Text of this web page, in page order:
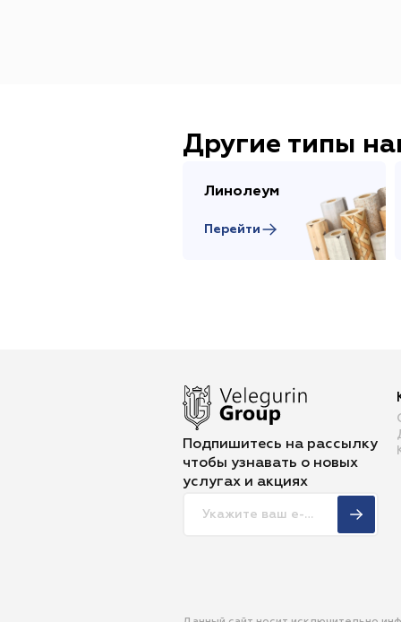
Другие типы
Линолеум
Перейти
Подпишитесь на рассылку
чтобы узнавать о новых
услугах и акциях